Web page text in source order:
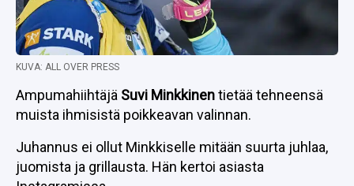
KUVA: ALL OVER PRESS
Ampumahiihtäjä Suvi Minkkinentietää tehneensä
muista ihmisistä poikkeavan valinnan.
Juhannus ei ollut Minkkiselle mitään suurta juhlaa,
juomista ja grillausta. Hän kertoi asiasta